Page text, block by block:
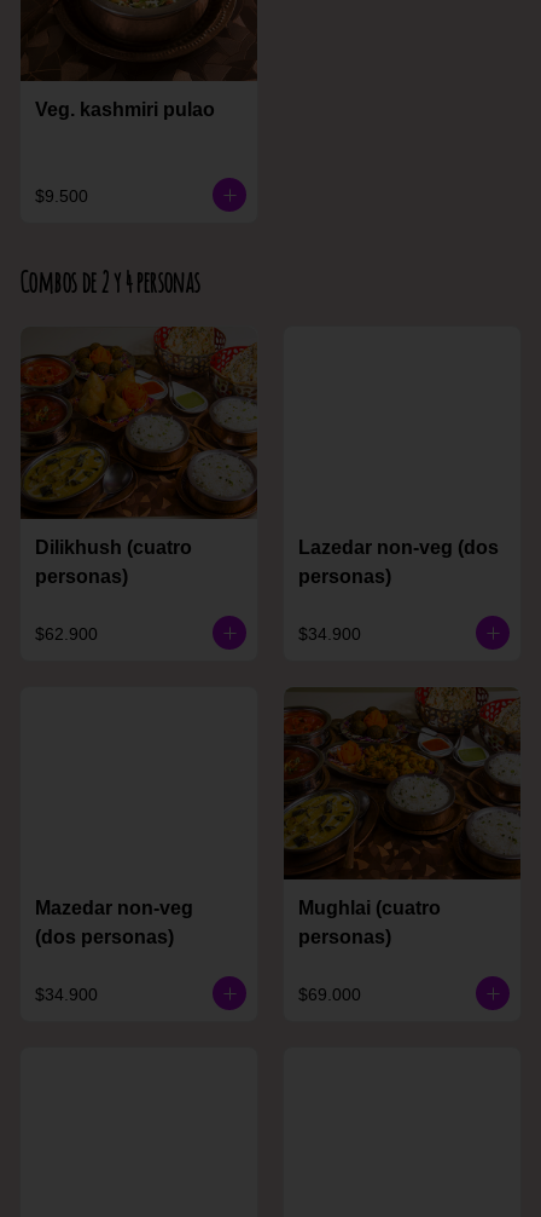
Veg. kashmiri pulao
$9.500
Combos de 2 y 4 personas
Dilikhush (cuatro
personas)
$62.900
Lazedar non-veg (dos
personas)
$34.900
Mazedar non-veg
(dos personas)
$34.900
Mughlai (cuatro
personas)
$69.000